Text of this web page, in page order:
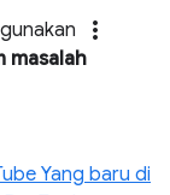
more_vert
masalah
Yang baru di